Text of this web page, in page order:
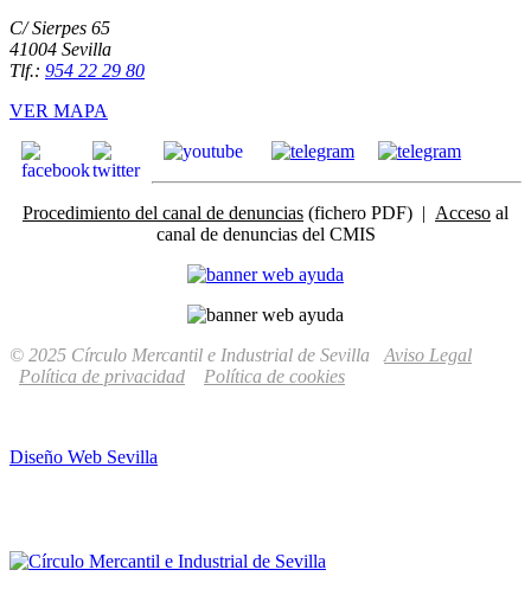
C/ Sierpes 65
41004 Sevilla
Tlf.: 954 22 29 80
VER MAPA
Procedimiento del canal de denuncias (fichero PDF) | Acceso al
canal de denuncias del CMIS
© 2025 Círculo Mercantil e Industrial de Sevilla Aviso Legal
Política de privacidad
Política de cookies
Diseño Web Sevilla